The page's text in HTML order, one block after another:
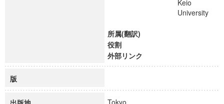
Keio
University
所属(翻訳)
役割
外部リンク
版
Tokyo